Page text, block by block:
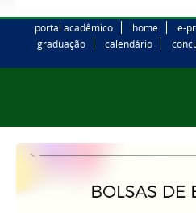
portal acadêmico home e-
graduação
calendário